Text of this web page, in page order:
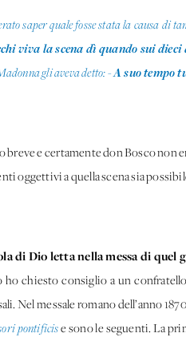
saper quale fosse stata la causa di
viva la scena dì quando sui
gli aveva detto: -A suo tempo
breve e certamente don Bosco
oggettivi a quella scena sia
di Dio letta nella messa di quel
ho chiesto consiglio a un
Nel messale romano dell’anno
pontificise sono le seguenti. La